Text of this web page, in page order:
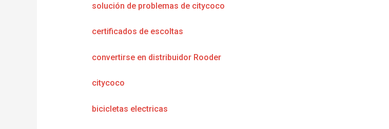
solución de problemas de citycoco
certificados de escoltas
convertirse en distribuidor Rooder
citycoco
bicicletas electricas